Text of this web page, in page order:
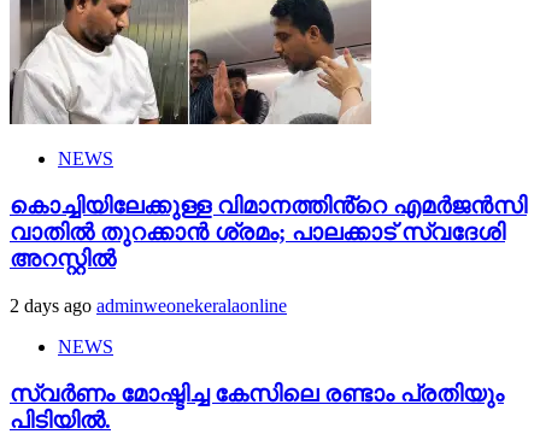
NEWS
കൊച്ചിയിലേക്കുള്ള വിമാനത്തിൻ്റെ എമര്‍ജന്‍സി
വാതില്‍ തുറക്കാന്‍ ശ്രമം; പാലക്കാട് സ്വദേശി
അറസ്റ്റില്‍
2 days ago adminweonekeralaonline
NEWS
സ്വർണം മോഷ്ടിച്ച കേസിലെ രണ്ടാം പ്രതിയും
പിടിയിൽ.